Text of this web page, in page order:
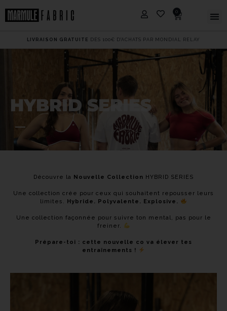
0
CODE PROMO NEWMARMULE :5€ OFFERTS, DÈS 55€ D'ACHATS
HYBRID SERIES
Découvre la Nouvelle Collection HYBRID SERIES
Une collection crée pour ceux qui souhaitent repousser leurs
limites. Hybride. Polyvalente. Explosive.
Une collection façonnée pour suivre ton mental, pas pour le
freiner.
Prépare-toi : cette nouvelle co va élever tes
entraînements !